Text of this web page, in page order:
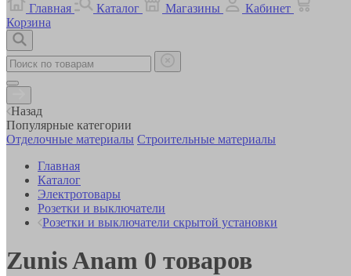
Главная
Каталог Магазины
Кабинет
Корзина
Назад
Популярные категории
Отделочные материалы Строительные материалы
Главная
Каталог
Электротовары
Розетки и выключатели
Розетки и выключатели скрытой установки
Zunis Anam 0 товаров